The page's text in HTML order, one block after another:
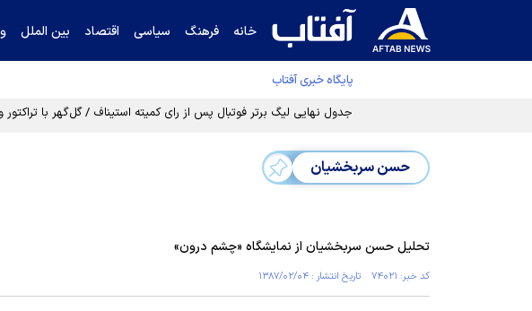
خانه فرهنگ سیاسی اقتصاد بین الملل
پایگاه خبری آفتاب
جدول نهایی لیگ برتر فوتبال پس از رای کمیته استیناف / گل‌گهر با تراکتور
حسن سربخشیان
تحلیل حسن سربخشیان از نمایشگاه «چشم درون»
کد خبر: ۷۴۰۲۱ تاریخ انتشار : ۱۳۸۷/۰۲/۰۴